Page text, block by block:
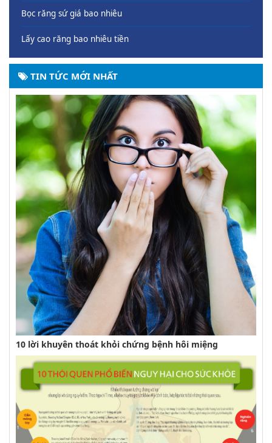
Bọc răng sứ giá bao nhiêu
Lấy cao răng bao nhiêu tiền
TIN TỨC MỚI NHẤT
10 lời khuyên thoát khỏi chứng bệnh hôi miệng